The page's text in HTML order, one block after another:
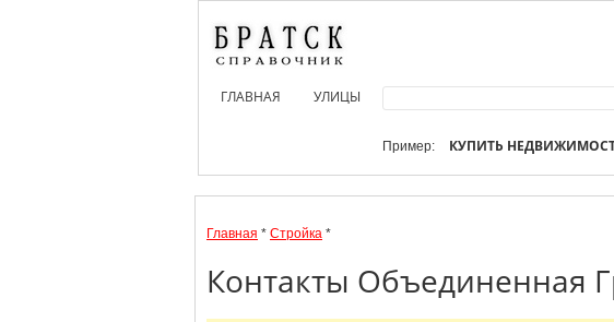
ГЛАВНАЯ УЛИЦЫ
Пример: КУПИТЬ
Главная * Стройка *
Контакты Объединенная